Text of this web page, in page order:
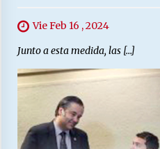
Vie Feb 16 , 2024
Junto a esta medida, las […]